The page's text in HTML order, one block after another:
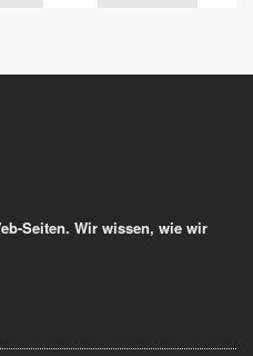
Seiten. Wir wissen, wie wir